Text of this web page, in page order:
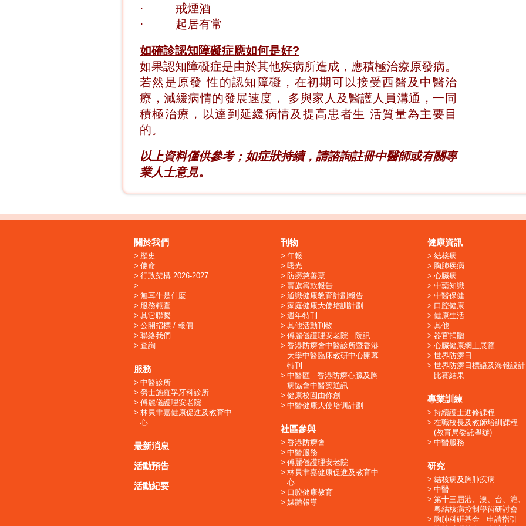
· 戒煙酒
· 起居有常
如確診認知障礙症應如何是好?
如果認知障礙症是由於其他疾病所造成，應積極治療原發病。
若然是原發 性的認知障礙，在初期可以接受西醫及中醫治
療，減緩病情的發展速度， 多與家人及醫護人員溝通，一同
積極治療，以達到延緩病情及提高患者生 活質量為主要目
的。
以上資料僅供參考；如症狀持續，請諮詢註冊中醫師或有關專
業人士意見。
關於我們
歷史
使命
行政架構 2026-2027
無耳牛是什麼
服務範圍
其它聯繫
公開招標 / 報價
聯絡我們
查詢
服務
中醫診所
勞士施羅孚牙科診所
傅麗儀護理安老院
林貝聿嘉健康促進及教育中
心
最新消息
活動預告
活動紀要
刊物
年報
曙光
防癆慈善票
賣旗籌款報告
通識健康教育計劃報告
家庭健康大使培訓計劃
週年特刊
其他活動刊物
傅麗儀護理安老院 - 院訊
香港防癆會中醫診所暨香港
大學中醫臨床教研中心開幕
特刊
中醫匯 - 香港防癆心臟及胸
病協會中醫藥通訊
健康校園由你創
中醫健康大使培训計劃
社區參與
香港防癆會
中醫服務
傅麗儀護理安老院
林貝聿嘉健康促進及教育中
心
口腔健康教育
媒體報導
健康資訊
結核病
胸肺疾病
心臟病
中藥知識
中醫保健
口腔健康
健康生活
其他
器官捐贈
心臟健康網上展覽
世界防癆日
世界防癆日標語及海報設計
比賽結果
專業訓練
持續護士進修課程
在職校長及教師培訓課程
(教育局委託舉辦)
中醫服務
研究
結核病及胸肺疾病
中醫
第十三屆港、澳、台、滬、
粵結核病控制學術研討會
胸肺科硏基金 - 申請指引